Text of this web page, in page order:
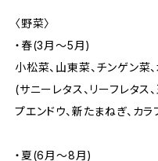
〈野菜〉
・春(3月～5月)
小松菜、山東菜、チンゲン菜
(サニーレタス、リーフレタス
プエンドウ、新たまねぎ、カ
・夏(6月～8月)